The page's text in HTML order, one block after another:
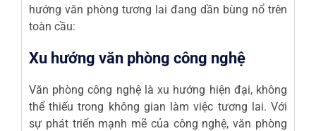
hướng văn phòng tương lai đang dần bùng nổ trên
toàn cầu:
Xu hướng văn phòng công nghệ
Văn phòng công nghệ là xu hướng hiện đại, không
thể thiếu trong không gian làm việc tương lai. Với
sự phát triển mạnh mẽ của công nghệ, văn phòng